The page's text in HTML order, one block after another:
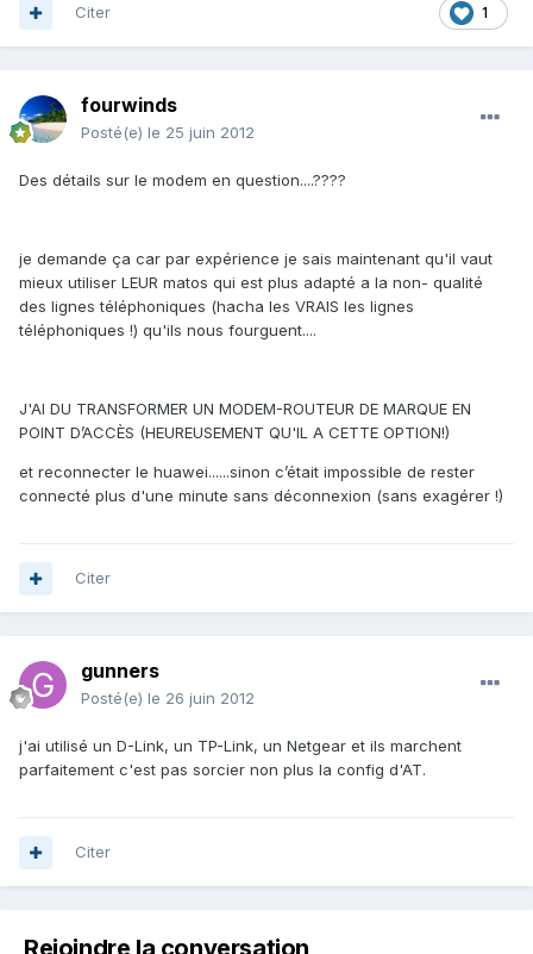
1
Citer
fourwinds
Posté(e) le 25 juin 2012
Des détails sur le modem en question....????
je demande ça car par expérience je sais maintenant qu'il vaut
mieux utiliser LEUR matos qui est plus adapté a la non- qualité
des lignes téléphoniques (hacha les VRAIS les lignes
téléphoniques !) qu'ils nous fourguent....
J'AI DU TRANSFORMER UN MODEM-ROUTEUR DE MARQUE EN
POINT D’ACCÈS (HEUREUSEMENT QU'IL A CETTE OPTION!)
et reconnecter le huawei......sinon c’était impossible de rester
connecté plus d'une minute sans déconnexion (sans exagérer !)
Citer
gunners
Posté(e) le 26 juin 2012
j'ai utilisé un D-Link, un TP-Link, un Netgear et ils marchent
parfaitement c'est pas sorcier non plus la config d'AT.
Citer